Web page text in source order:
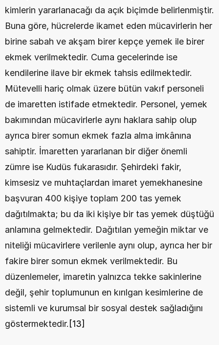
kimlerin yararlanacağı da açık biçimde belirlenmiştir.
Buna göre, hücrelerde ikamet eden mücavirlerin her
birine sabah ve akşam birer kepçe yemek ile birer
ekmek verilmektedir. Cuma gecelerinde ise
kendilerine ilave bir ekmek tahsis edilmektedir.
Mütevelli hariç olmak üzere bütün vakıf personeli
de imaretten istifade etmektedir. Personel, yemek
bakımından mücavirlerle aynı haklara sahip olup
ayrıca birer somun ekmek fazla alma imkânına
sahiptir. İmaretten yararlanan bir diğer önemli
zümre ise Kudüs fukarasıdır. Şehirdeki fakir,
kimsesiz ve muhtaçlardan imaret yemekhanesine
başvuran 400 kişiye toplam 200 tas yemek
dağıtılmakta; bu da iki kişiye bir tas yemek düştüğü
anlamına gelmektedir. Dağıtılan yemeğin miktar ve
niteliği mücavirlere verilenle aynı olup, ayrıca her bir
fakire birer somun ekmek verilmektedir. Bu
düzenlemeler, imaretin yalnızca tekke sakinlerine
değil, şehir toplumunun en kırılgan kesimlerine de
sistemli ve kurumsal bir sosyal destek sağladığını
göstermektedir. [13]